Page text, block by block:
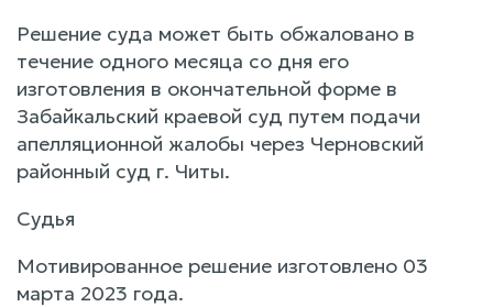
Решение суда может быть обжаловано в
течение одного месяца со дня его
изготовления в окончательной форме в
Забайкальский краевой суд путем подачи
апелляционной жалобы через Черновский
районный суд г. Читы.
Судья
Мотивированное решение изготовлено 03
марта 2023 года.